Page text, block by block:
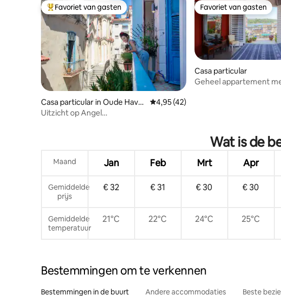
Topfavoriet van gasten
Favoriet van gasten
Casa particular in Oude Hava
na
Gemiddelde beoordeling van 4,95 uit
4,95 (42)
Uitzicht op Angel
Favoriet van gasten
Favoriet van gasten
Casa particular
Geheel appartement
Wat is de
Maand Jan Feb Mrt Apr
Gemiddelde
prijs
€ 32 € 31 € 30 € 30
Gemiddelde
temperatuur
21°C 22°C 24°C 25°C
Bestemmingen om te verkennen
Bestemmingen in de buurt Andere accommodaties Beste